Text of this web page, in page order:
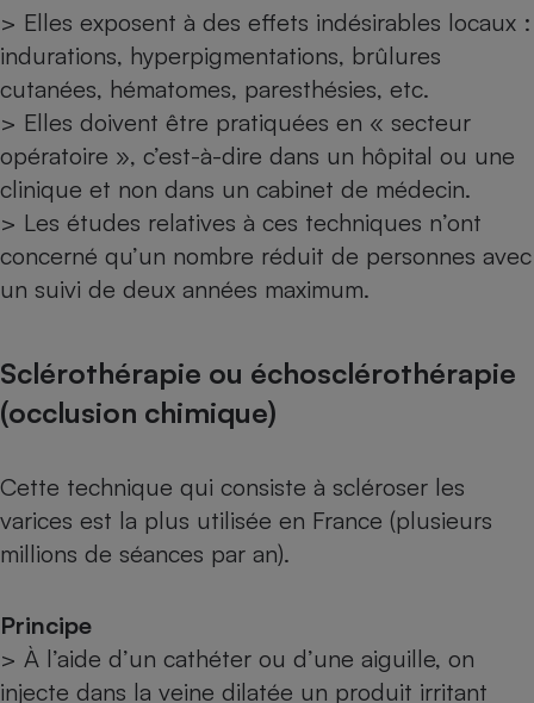
> Elles exposent à des effets indésirables locaux :
indurations, hyperpigmentations, brûlures
cutanées, hématomes, paresthésies, etc.
> Elles doivent être pratiquées en « secteur
opératoire », c’est-à-dire dans un hôpital ou une
clinique et non dans un cabinet de médecin.
> Les études relatives à ces techniques n’ont
concerné qu’un nombre réduit de personnes avec
un suivi de deux années maximum.
Sclérothérapie ou échosclérothérapie
(occlusion chimique)
Cette technique qui consiste à scléroser les
varices est la plus utilisée en France (plusieurs
millions de séances par an).
Principe
> À l’aide d’un cathéter ou d’une aiguille, on
injecte dans la veine dilatée un produit irritant